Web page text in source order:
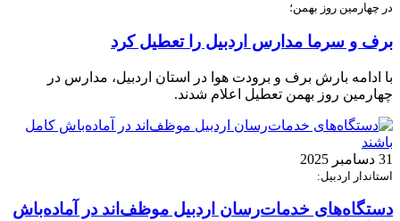
در چهارمین روز بهمن؛
برف و سرما مدارس اردبیل را تعطیل کرد
با ادامه بارش برف و برودت هوا در استان اردبیل، مدارس در
چهارمین روز بهمن تعطیل اعلام شدند.
31 دسامبر 2025
استاندار اردبیل:
دستگاه‌های خدمات‌رسان اردبیل موظف‌اند در آماده‌باش